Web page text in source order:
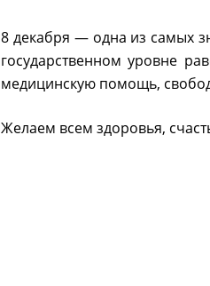
8 декабря — одна из самых
государственном уровне
медицинскую помощь,
Желаем всем здоровья,